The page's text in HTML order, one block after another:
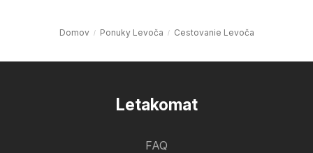
Domov Ponuky Levoča Cestovanie Levoča
Letakomat
FAQ